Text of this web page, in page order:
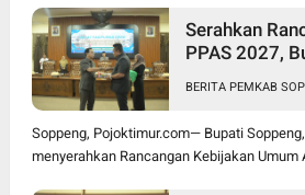
Serahkan
PPAS 2027,
BERITA PEMKAB
Soppeng, Pojoktimur.com— Bupati
menyerahkan Rancangan Kebijakan Umum